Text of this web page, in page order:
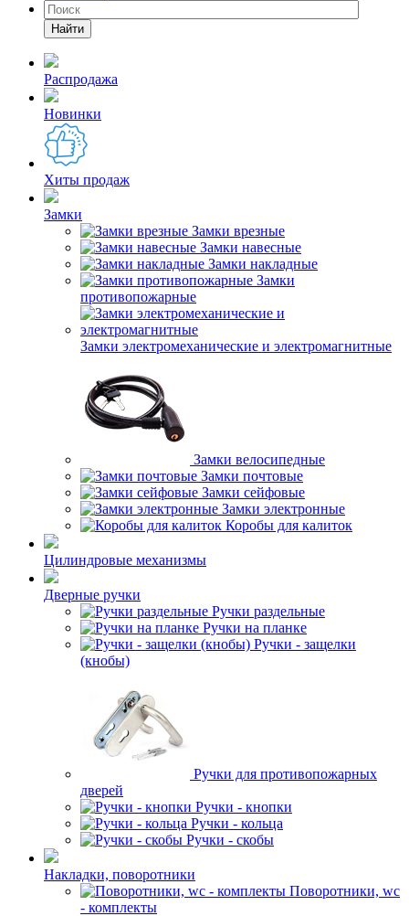
Найти
Распродажа
Новинки
Хиты продаж
Замки
Замки врезные
Замки навесные
Замки накладные
Замки
противопожарные
Замки электромеханические и электромагнитные
Замки велосипедные
Замки почтовые
Замки сейфовые
Замки электронные
Коробы для калиток
Цилиндровые механизмы
Дверные ручки
Ручки раздельные
Ручки на планке
Ручки - защелки
(кнобы)
Ручки для противопожарных
дверей
Ручки - кнопки
Ручки - кольца
Ручки - скобы
Накладки, поворотники
Поворотники, wc
- комплекты